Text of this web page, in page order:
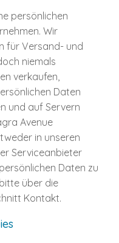
persönlichen
Wir
für Versand- und
niemals
verkaufen,
Daten
und auf Servern
Avenue
in unseren
Serviceanbieter
Daten zu
über die
Kontakt.